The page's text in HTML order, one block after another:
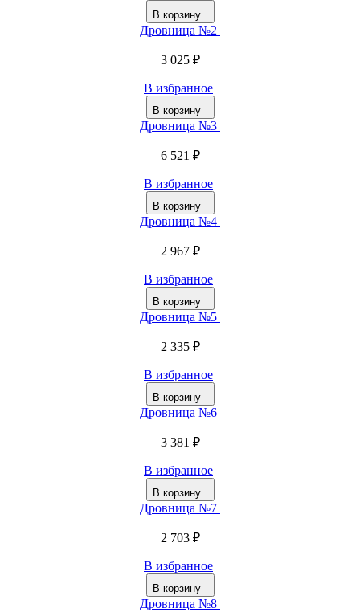
В корзину
Дровница №2
3 025 ₽
В избранное
В корзину
Дровница №3
6 521 ₽
В избранное
В корзину
Дровница №4
2 967 ₽
В избранное
В корзину
Дровница №5
2 335 ₽
В избранное
В корзину
Дровница №6
3 381 ₽
В избранное
В корзину
Дровница №7
2 703 ₽
В избранное
В корзину
Дровница №8